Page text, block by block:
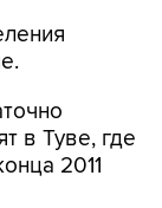
в Туве, где
2011